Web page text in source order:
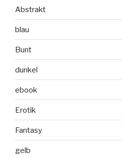
Abstrakt
blau
Bunt
dunkel
ebook
Erotik
Fantasy
gelb